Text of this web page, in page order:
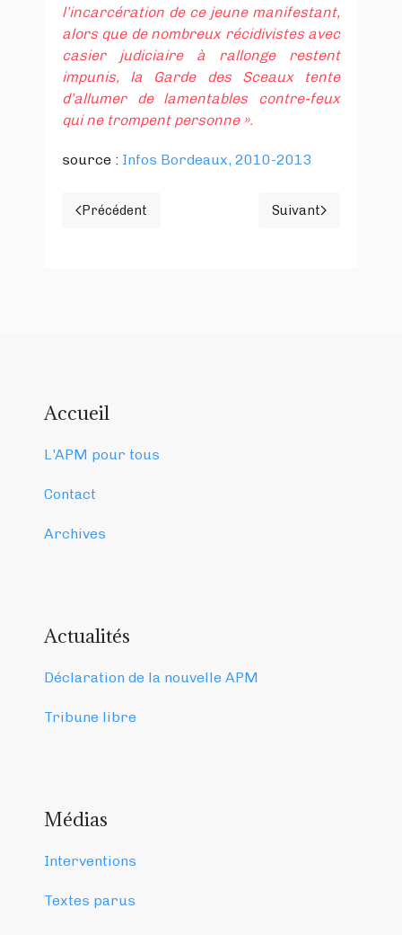
l’incarcération de ce jeune manifestant,
alors que de nombreux récidivistes avec
casier judiciaire à rallonge restent
impunis, la Garde des Sceaux tente
d’allumer de lamentables contre-feux
qui ne trompent personne ».
source : Infos Bordeaux, 2010-2013
Article précédent : Incarcération
Précédent
Article suivant
Suivant
Accueil
L'APM pour tous
Contact
Archives
Actualités
Déclaration de la nouvelle APM
Tribune libre
Médias
Interventions
Textes parus